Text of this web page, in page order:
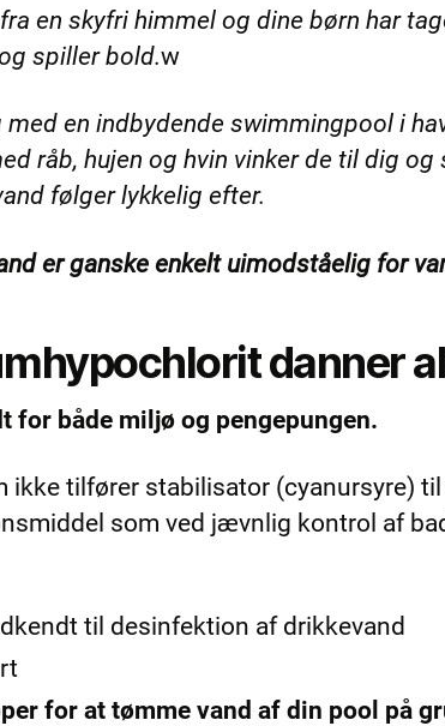
en skyfri himmel og dine børn har
spiller bold.w
en indbydende swimmingpool i
råb, hujen og hvin vinker de til dig og
følger lykkelig efter.
er ganske enkelt uimodståelig for
danner
for både miljø og pengepungen.
ikke tilfører stabilisator (cyanursyre)
som ved jævnlig kontrol af
til desinfektion af drikkevand
for at tømme vand af din pool på